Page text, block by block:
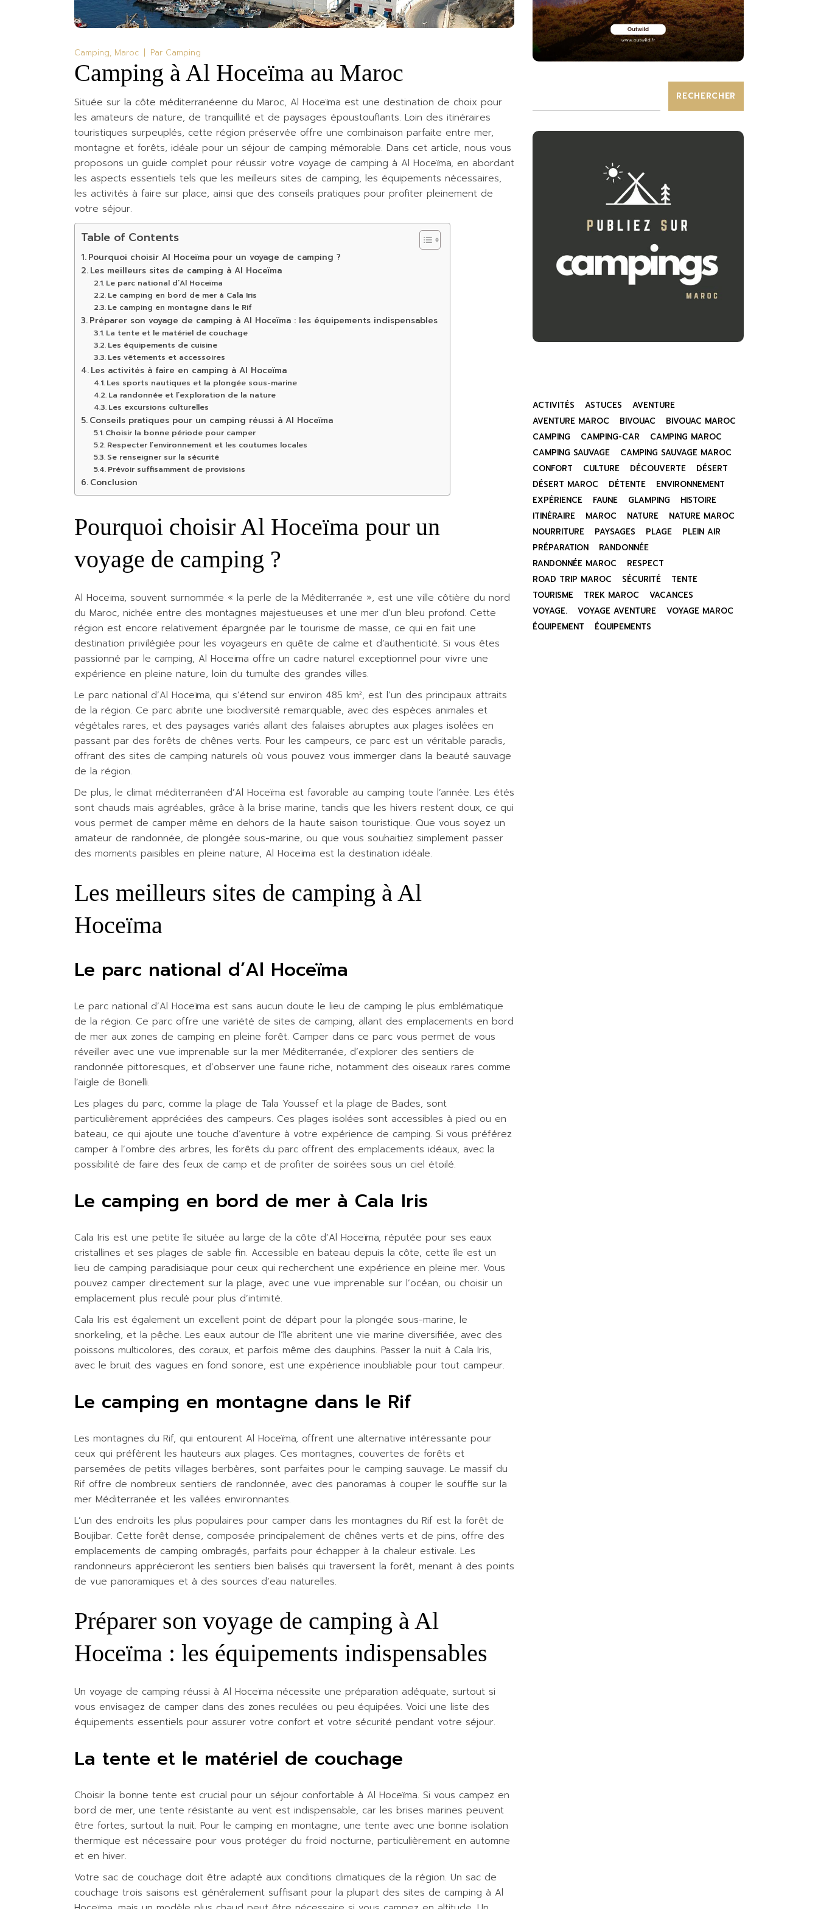
Camping Maroc Par Camping
Camping à Al Hoceïma au Maroc
Située sur la côte méditerranéenne du Maroc, Al Hoceïma est une destination de choix pour
les amateurs de nature, de tranquillité et de paysages époustouflants. Loin des itinéraires
touristiques surpeuplés, cette région préservée offre une combinaison parfaite entre mer,
montagne et forêts, idéale pour un séjour de camping mémorable. Dans cet article, nous vous
proposons un guide complet pour réussir votre voyage de camping à Al Hoceïma, en abordant
les aspects essentiels tels que les meilleurs sites de camping, les équipements nécessaires,
les activités à faire sur place, ainsi que des conseils pratiques pour profiter pleinement de
votre séjour.
Table of Contents
Pourquoi choisir Al Hoceïma pour un voyage de camping ?
Les meilleurs sites de camping à Al Hoceïma
Le parc national d’Al Hoceïma
Le camping en bord de mer à Cala Iris
Le camping en montagne dans le Rif
Préparer son voyage de camping à Al Hoceïma : les équipements indispensables
La tente et le matériel de couchage
Les équipements de cuisine
Les vêtements et accessoires
Les activités à faire en camping à Al Hoceïma
Les sports nautiques et la plongée sous-marine
La randonnée et l’exploration de la nature
Les excursions culturelles
Conseils pratiques pour un camping réussi à Al Hoceïma
Choisir la bonne période pour camper
Respecter l’environnement et les coutumes locales
Se renseigner sur la sécurité
Prévoir suffisamment de provisions
Conclusion
Pourquoi choisir Al Hoceïma pour un
voyage de camping ?
Al Hoceïma, souvent surnommée « la perle de la Méditerranée », est une ville côtière du nord
du Maroc, nichée entre des montagnes majestueuses et une mer d’un bleu profond. Cette
région est encore relativement épargnée par le tourisme de masse, ce qui en fait une
destination privilégiée pour les voyageurs en quête de calme et d’authenticité. Si vous êtes
passionné par le camping, Al Hoceïma offre un cadre naturel exceptionnel pour vivre une
expérience en pleine nature, loin du tumulte des grandes villes.
Le parc national d’Al Hoceïma, qui s’étend sur environ 485 km², est l’un des principaux attraits
de la région. Ce parc abrite une biodiversité remarquable, avec des espèces animales et
végétales rares, et des paysages variés allant des falaises abruptes aux plages isolées en
passant par des forêts de chênes verts. Pour les campeurs, ce parc est un véritable paradis,
offrant des sites de camping naturels où vous pouvez vous immerger dans la beauté sauvage
de la région.
De plus, le climat méditerranéen d’Al Hoceïma est favorable au camping toute l’année. Les étés
sont chauds mais agréables, grâce à la brise marine, tandis que les hivers restent doux, ce qui
vous permet de camper même en dehors de la haute saison touristique. Que vous soyez un
amateur de randonnée, de plongée sous-marine, ou que vous souhaitiez simplement passer
des moments paisibles en pleine nature, Al Hoceïma est la destination idéale.
Les meilleurs sites de camping à Al
Hoceïma
Le parc national d’Al Hoceïma
Le parc national d’Al Hoceïma est sans aucun doute le lieu de camping le plus emblématique
de la région. Ce parc offre une variété de sites de camping, allant des emplacements en bord
de mer aux zones de camping en pleine forêt. Camper dans ce parc vous permet de vous
réveiller avec une vue imprenable sur la mer Méditerranée, d’explorer des sentiers de
randonnée pittoresques, et d’observer une faune riche, notamment des oiseaux rares comme
l’aigle de Bonelli.
Les plages du parc, comme la plage de Tala Youssef et la plage de Bades, sont
particulièrement appréciées des campeurs. Ces plages isolées sont accessibles à pied ou en
bateau, ce qui ajoute une touche d’aventure à votre expérience de camping. Si vous préférez
camper à l’ombre des arbres, les forêts du parc offrent des emplacements idéaux, avec la
possibilité de faire des feux de camp et de profiter de soirées sous un ciel étoilé.
Le camping en bord de mer à Cala Iris
Cala Iris est une petite île située au large de la côte d’Al Hoceïma, réputée pour ses eaux
cristallines et ses plages de sable fin. Accessible en bateau depuis la côte, cette île est un
lieu de camping paradisiaque pour ceux qui recherchent une expérience en pleine mer. Vous
pouvez camper directement sur la plage, avec une vue imprenable sur l’océan, ou choisir un
emplacement plus reculé pour plus d’intimité.
Cala Iris est également un excellent point de départ pour la plongée sous-marine, le
snorkeling, et la pêche. Les eaux autour de l’île abritent une vie marine diversifiée, avec des
poissons multicolores, des coraux, et parfois même des dauphins. Passer la nuit à Cala Iris,
avec le bruit des vagues en fond sonore, est une expérience inoubliable pour tout campeur.
Le camping en montagne dans le Rif
Les montagnes du Rif, qui entourent Al Hoceïma, offrent une alternative intéressante pour
ceux qui préfèrent les hauteurs aux plages. Ces montagnes, couvertes de forêts et
parsemées de petits villages berbères, sont parfaites pour le camping sauvage. Le massif du
Rif offre de nombreux sentiers de randonnée, avec des panoramas à couper le souffle sur la
mer Méditerranée et les vallées environnantes.
L’un des endroits les plus populaires pour camper dans les montagnes du Rif est la forêt de
Boujibar. Cette forêt dense, composée principalement de chênes verts et de pins, offre des
emplacements de camping ombragés, parfaits pour échapper à la chaleur estivale. Les
randonneurs apprécieront les sentiers bien balisés qui traversent la forêt, menant à des points
de vue panoramiques et à des sources d’eau naturelles.
Préparer son voyage de camping à Al
Hoceïma : les équipements indispensables
Un voyage de camping réussi à Al Hoceïma nécessite une préparation adéquate, surtout si
vous envisagez de camper dans des zones reculées ou peu équipées. Voici une liste des
équipements essentiels pour assurer votre confort et votre sécurité pendant votre séjour.
La tente et le matériel de couchage
Choisir la bonne tente est crucial pour un séjour confortable à Al Hoceïma. Si vous campez en
bord de mer, une tente résistante au vent est indispensable, car les brises marines peuvent
être fortes, surtout la nuit. Pour le camping en montagne, une tente avec une bonne isolation
thermique est nécessaire pour vous protéger du froid nocturne, particulièrement en automne
et en hiver.
Votre sac de couchage doit être adapté aux conditions climatiques de la région. Un sac de
couchage trois saisons est généralement suffisant pour la plupart des sites de camping à Al
RECHERCHER
ACTIVITÉS ASTUCES
AVENTURE
AVENTURE MAROC
BIVOUAC
BIVOUAC MAROC
CAMPING
CAMPING-CAR
CAMPING MAROC
CAMPING SAUVAGE
CAMPING SAUVAGE MAROC
CONFORT
CULTURE DÉCOUVERTE
DÉSERT
DÉSERT MAROC
DÉTENTE
ENVIRONNEMENT
EXPÉRIENCE
FAUNE GLAMPING
HISTOIRE
ITINÉRAIRE
MAROC NATURE
NATURE MAROC
NOURRITURE
PAYSAGES PLAGE
PLEIN AIR
PRÉPARATION
RANDONNÉE
RANDONNÉE MAROC
RESPECT
ROAD TRIP MAROC
SÉCURITÉ
TENTE
TOURISME
TREK MAROC
VACANCES
VOYAGE.
VOYAGE AVENTURE
VOYAGE MAROC
ÉQUIPEMENT
ÉQUIPEMENTS